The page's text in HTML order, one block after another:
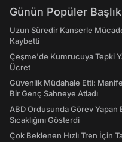
Günün Popüler
Uzun Süredir Kanserle
Kaybetti
Çeşme'de Kumrucuya Tepki
Ücret
Güvenlik Müdahale Etti:
Bir Genç Sahneye Atladı
ABD Ordusunda Görev
Sıcaklığını Gösterdi
Çok Beklenen Hızlı Tren İçin